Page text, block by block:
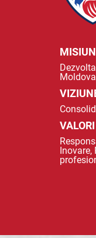
Moldova
VALORI
Inovare,